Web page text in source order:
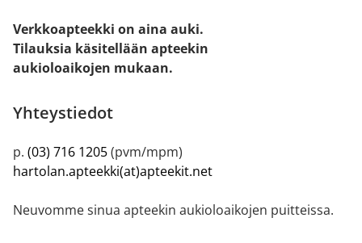
Verkkoapteekki on aina auki.
Tilauksia käsitellään apteekin
aukioloaikojen mukaan.
Yhteystiedot
p. (03) 716 1205(pvm/mpm)
hartolan.apteekki(at)apteekit.net
Neuvomme sinua apteekin aukioloaikojen puitteissa.